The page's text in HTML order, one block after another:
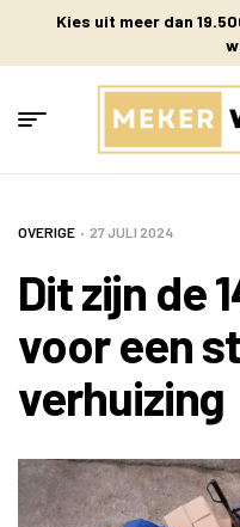
Kies uit meer dan
OVERIGE 27 JULI 2024
Dit zijn de
voor een
verhuizing